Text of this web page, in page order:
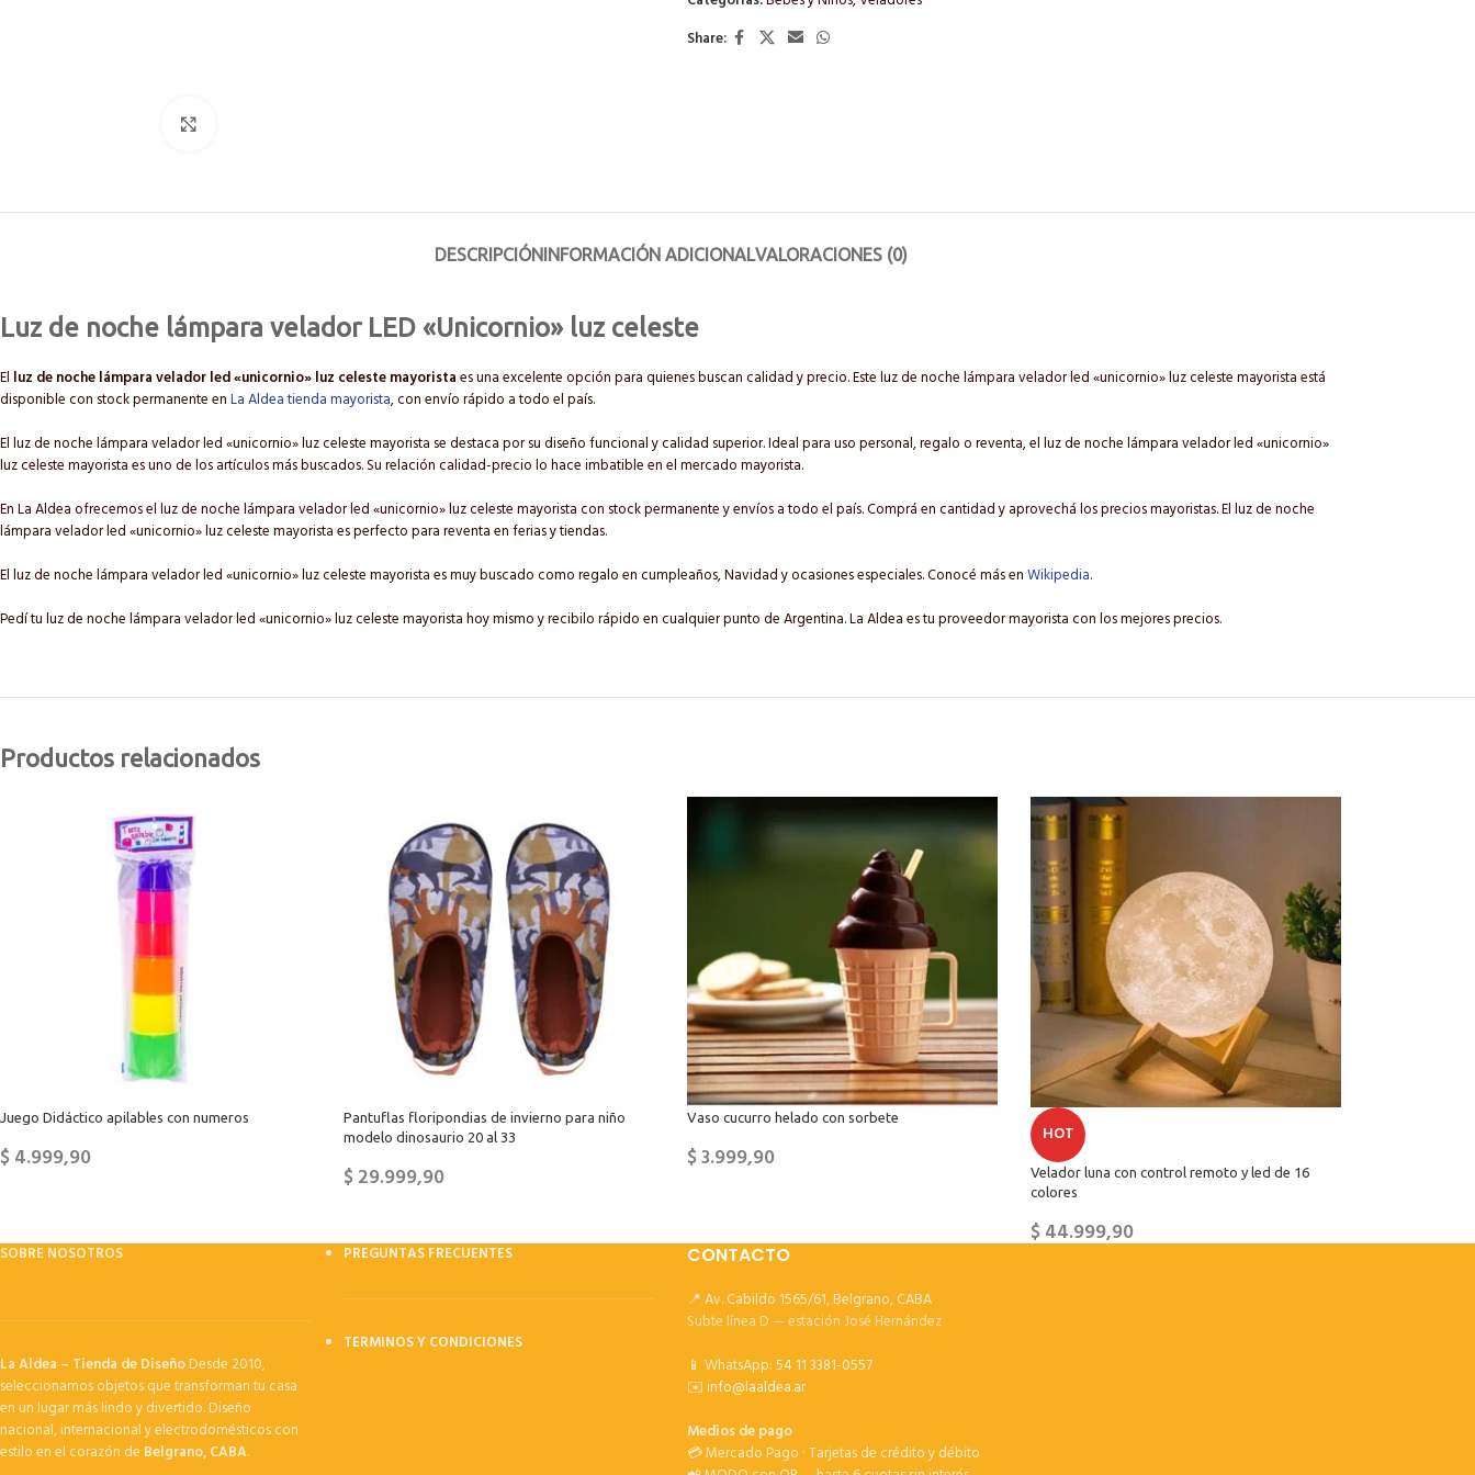
Share:
DESCRIPCIÓNINFORMACIÓN ADICIONALVALORACIONES (0)
Luz de noche lámpara velador LED «Unicornio» luz celeste
El luz de noche lámpara velador led «unicornio» luz celeste mayoristaes una excelente opción para quienes buscan calidad y precio. Este luz de noche lámpara velador led «unicornio» luz celeste mayorista está
disponible con stock permanente enLa Aldea tienda mayorista, con envío rápido a todo el país.
El luz de noche lámpara velador led «unicornio» luz celeste mayorista se destaca por su diseño funcional y calidad superior. Ideal para uso personal, regalo o reventa, el luz de noche lámpara velador led «unicornio»
luz celeste mayorista es uno de los artículos más buscados. Su relación calidad-precio lo hace imbatible en el mercado mayorista.
En La Aldea ofrecemos el luz de noche lámpara velador led «unicornio» luz celeste mayorista con stock permanente y envíos a todo el país. Comprá en cantidad y aprovechá los precios mayoristas. El luz de noche
lámpara velador led «unicornio» luz celeste mayorista es perfecto para reventa en ferias y tiendas.
El luz de noche lámpara velador led «unicornio» luz celeste mayorista es muy buscado como regalo en cumpleaños, Navidad y ocasiones especiales. Conocé más enWikipedia.
Pedí tu luz de noche lámpara velador led «unicornio» luz celeste mayorista hoy mismo y recibilo rápido en cualquier punto de Argentina. La Aldea es tu proveedor mayorista con los mejores precios.
Productos relacionados
Juego Didáctico apilables con numeros
$4.999,90
Pantuflas floripondias de invierno para niño
modelo dinosaurio 20 al 33
$29.999,90
Vaso cucurro helado con sorbete
$3.999,90
HOT
Velador luna con control remoto y led de 16
colores
$44.999,90
SOBRE NOSOTROS
La Aldea – Tienda de DiseñoDesde 2010,
seleccionamos objetos que transforman tu casa
en un lugar más lindo y divertido. Diseño
nacional, internacional y electrodomésticos con
estilo en el corazón de Belgrano, CABA.
PREGUNTAS FRECUENTES
TERMINOS Y CONDICIONES
CONTACTO
📍 Av. Cabildo 1565/61, Belgrano, CABA
Subte línea D — estación José Hernández
📱 WhatsApp:54 11 3381-0557
✉️info@laaldea.ar
Medios de pago
💳 Mercado Pago · Tarjetas de crédito y débito